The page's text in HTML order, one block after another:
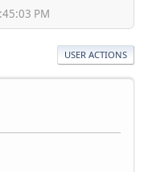
PM
USER ACTIONS